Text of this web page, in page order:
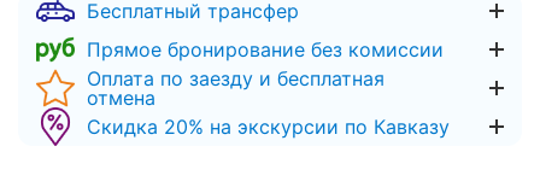
Бесплатный трансфер
Прямое бронирование без комиссии
Оплата по заезду и бесплатная
отмена
Скидка 20% на экскурсии по Кавказу